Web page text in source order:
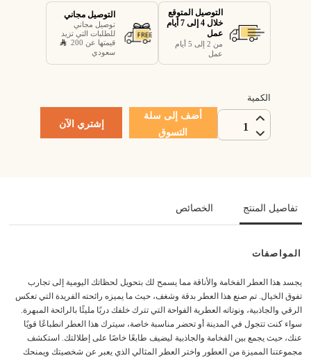
التوصيل المتوقع
خلال 4 إلى 7 أيام
عمل
من 2 إلى 5 أيام
عمل
التوصيل مجاني
توصيل مجاني
للطلبات التي تزيد
قيمتها عن 200
سعودي
الكمية
1
أضف إلى سلة
التسوق
إشتري الآن
تفاصيل المنتج الخصائص
المواصفات
يجسد هذا العطر الفخامة والأناقة مما يسمح لك بتحويل لحظاتك اليومية إلى تجارب
تفوق الخيال. تم صنع هذا العطر بدقة وشغف، حيث ما يميزه رائحته الفريدة التي تعكس
الرقي والجاذبية، ونوتاته العطرية الفواحة التي تترك خلفك دربًا مليئًا بالرائحة المبهرة.
سواء كنت تتجول في المدينة أو تحضر مناسبة خاصة، سيترك هذا العطر انطباعًا قويًا
عنك، حيث يجمع بين الفخامة والجاذبية ليضيف طابعًا خاصًا على إطلالتك. استكشف
مجموعتنا المميزة من العطور واختر العطر المثالي الذي يعبر عن شخصيتك ويمنحك